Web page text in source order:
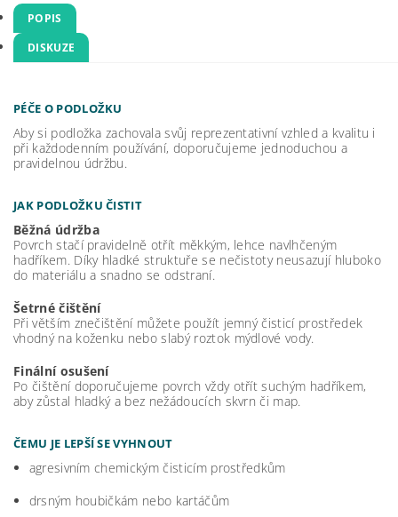
POPIS
DISKUZE
PÉČE O PODLOŽKU
Aby si podložka zachovala svůj reprezentativní vzhled a kvalitu i
při každodenním používání, doporučujeme jednoduchou a
pravidelnou údržbu.
JAK PODLOŽKU ČISTIT
Běžná údržba
Povrch stačí pravidelně otřít měkkým, lehce navlhčeným
hadříkem. Díky hladké struktuře se nečistoty neusazují hluboko
do materiálu a snadno se odstraní.
Šetrné čištění
Při větším znečištění můžete použít jemný čisticí prostředek
vhodný na koženku nebo slabý roztok mýdlové vody.
Finální osušení
Po čištění doporučujeme povrch vždy otřít suchým hadříkem,
aby zůstal hladký a bez nežádoucích skvrn či map.
ČEMU JE LEPŠÍ SE VYHNOUT
agresivním chemickým čisticím prostředkům
drsným houbičkám nebo kartáčům